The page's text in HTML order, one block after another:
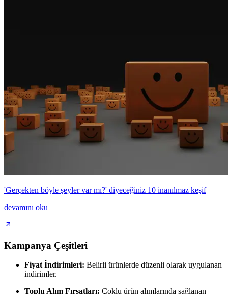
'Gerçekten böyle şeyler var mı?' diyeceğiniz 10 inanılmaz keşif
devamını oku
Kampanya Çeşitleri
Fiyat İndirimleri: Belirli ürünlerde düzenli olarak uygulanan
indirimler.
Toplu Alım Fırsatları: Çoklu ürün alımlarında sağlanan